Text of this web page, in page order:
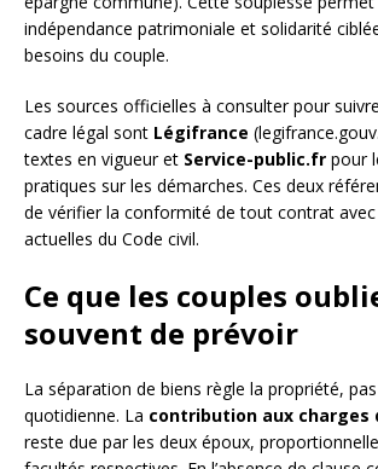
indépendance patrimoniale et solidarité
besoins du couple.
Les sources officielles à consulter pour
cadre légal sont Légifrance
textes en vigueur et Service-public.fr pour
pratiques sur les démarches. Ces deux
de vérifier la conformité de tout contrat
actuelles du Code civil.
Ce que les couples
souvent de prévoir
La séparation de biens règle la propriété,
quotidienne. La contribution aux charges
reste due par les deux époux,